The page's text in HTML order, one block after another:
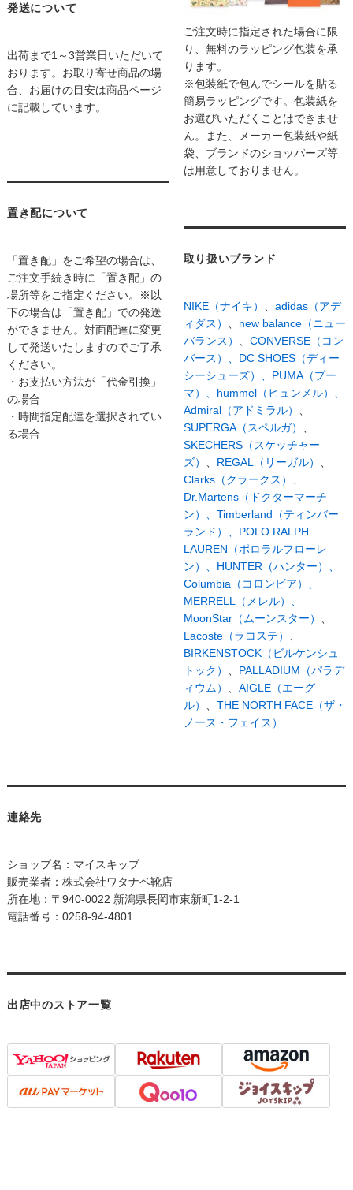
発送について
出荷まで1～3営業日いただいて
おります。お取り寄せ商品の場
合、お届けの目安は商品ページ
に記載しています。
置き配について
「置き配」をご希望の場合は、
ご注文手続き時に「置き配」の
場所等をご指定ください。※以
下の場合は「置き配」での発送
ができません。対面配達に変更
して発送いたしますのでご了承
ください。
・お支払い方法が「代金引換」
の場合
・時間指定配達を選択されてい
る場合
ご注文時に指定された場合に限
り、無料のラッピング包装を承
ります。
※包装紙で包んでシールを貼る
簡易ラッピングです。包装紙を
お選びいただくことはできませ
ん。また、メーカー包装紙や紙
袋、ブランドのショッパーズ等
は用意しておりません。
取り扱いブランド
NIKE（ナイキ） 、 adidas（アデ
ィダス） 、 new balance（ニュー
バランス） 、 CONVERSE（コン
バース）、 DC SHOES（ディー
シーシューズ）、 PUMA（プー
マ）、 hummel（ヒュンメル）、
Admiral（アドミラル） 、
SUPERGA（スペルガ） 、
SKECHERS（スケッチャー
ズ） 、 REGAL（リーガル） 、
Clarks（クラークス）、
Dr.Martens（ドクターマーチ
ン）、 Timberland（ティンバー
ランド）、 POLO RALPH
LAUREN（ポロラルフローレ
ン）、 HUNTER（ハンター）、
Columbia（コロンビア）、
MERRELL（メレル）、
MoonStar（ムーンスター） 、
Lacoste（ラコステ） 、
BIRKENSTOCK（ビルケンシュ
トック） 、 PALLADIUM（パラデ
ィウム） 、 AIGLE（エーグ
ル） 、 THE NORTH FACE（ザ・
ノース・フェイス）
連絡先
ショップ名：マイスキップ
販売業者：株式会社ワタナベ靴店
所在地：〒940-0022 新潟県長岡市東新町1-2-1
電話番号：0258-94-4801
出店中のストア一覧